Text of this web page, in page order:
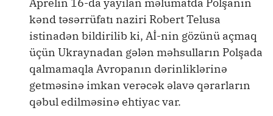
kənd təsərrüfatı naziri Robert Telusa
istinadən bildirilib ki, Aİ-nin gözünü açmaq
üçün Ukraynadan gələn məhsulların Polşada
qalmamaqla Avropanın dərinliklərinə
getməsinə imkan verəcək əlavə qərarların
qəbul edilməsinə ehtiyac var.